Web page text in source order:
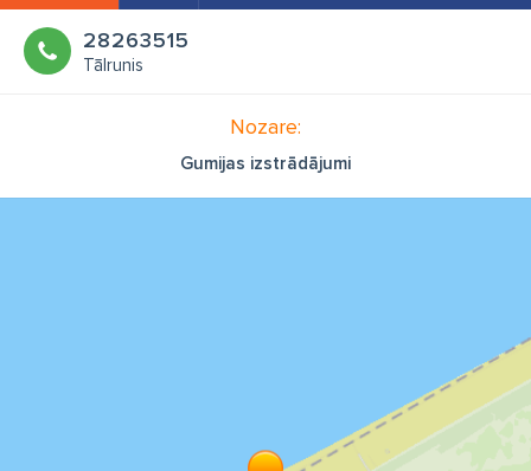
28263515
Tālrunis
Nozare:
Gumijas izstrādājumi